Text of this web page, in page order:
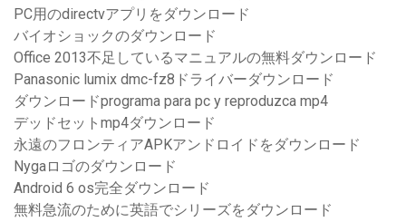
PC用のdirectvアプリをダウンロード
バイオショックのダウンロード
Office 2013不足しているマニュアルの無料ダウンロード
Panasonic lumix dmc-fz8ドライバーダウンロード
ダウンロードprograma para pc y reproduzca mp4
デッドセットmp4ダウンロード
永遠のフロンティアAPKアンドロイドをダウンロード
Nygaロゴのダウンロード
Android 6 os完全ダウンロード
無料急流のために英語でシリーズをダウンロード